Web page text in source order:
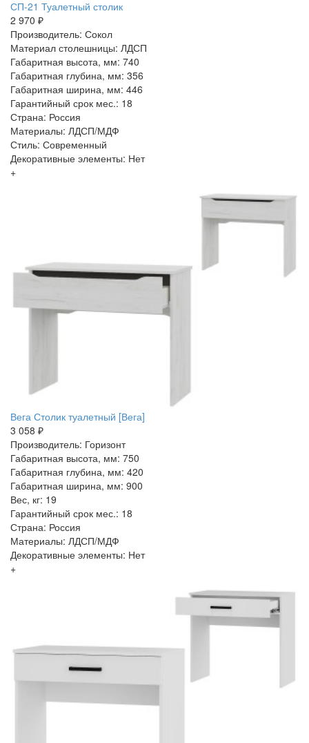
СП-21 Туалетный столик
2 970 ₽
Производитель: Сокол
Материал столешницы: ЛДСП
Габаритная высота, мм: 740
Габаритная глубина, мм: 356
Габаритная ширина, мм: 446
Гарантийный срок мес.: 18
Страна: Россия
Материалы: ЛДСП/МДФ
Стиль: Современный
Декоративные элементы: Нет
+
Вега Столик туалетный [Вега]
3 058 ₽
Производитель: Горизонт
Габаритная высота, мм: 750
Габаритная глубина, мм: 420
Габаритная ширина, мм: 900
Вес, кг: 19
Гарантийный срок мес.: 18
Страна: Россия
Материалы: ЛДСП/МДФ
Декоративные элементы: Нет
+